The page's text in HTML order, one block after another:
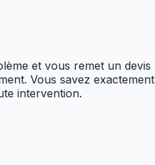
et vous remet un devis
Vous savez exactement
intervention.